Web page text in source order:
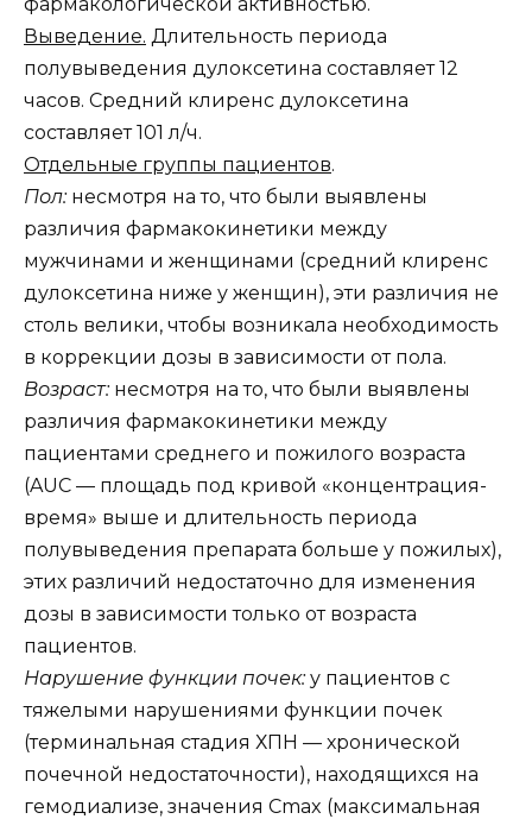
Выведение. Длительность периода
полувыведения дулоксетина составляет 12
часов. Средний клиренс дулоксетина
составляет 101 л/ч.
Отдельные группы пациентов.
Пол:несмотря на то, что были выявлены
различия фармакокинетики между
мужчинами и женщинами (средний клиренс
дулоксетина ниже у женщин), эти различия не
столь велики, чтобы возникала необходимость
в коррекции дозы в зависимости от пола.
Возраст:несмотря на то, что были выявлены
различия фармакокинетики между
пациентами среднего и пожилого возраста
(AUC — площадь под кривой «концентрация-
время» выше и длительность периода
полувыведения препарата больше у пожилых),
этих различий недостаточно для изменения
дозы в зависимости только от возраста
пациентов.
Нарушение функции почек:у пациентов с
тяжелыми нарушениями функции почек
(терминальная стадия ХПН — хронической
почечной недостаточности), находящихся на
гемодиализе, значения Сmax (максимальная